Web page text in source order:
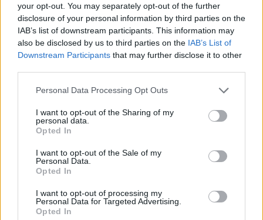
your opt-out. You may separately opt-out of the further
disclosure of your personal information by third parties on the
IAB’s list of downstream participants. This information may
also be disclosed by us to third parties on the IAB’s List of
Downstream Participants that may further disclose it to other
Please note that this website/app uses one or more Google
not limited to your visit or usage behaviour. You may click to
grant or deny consent to Google and its third-party tags to
use your data for below specified purposes in below Google
consent section.
Personal Data Processing Opt Outs
I want to opt-out of the Sharing of my
personal data.
Opted In
I want to opt-out of the Sale of my
Personal Data.
Opted In
I want to opt-out of processing my
Personal Data for Targeted Advertising.
Opted In
Ami pedig a várva várt Batman remake-et illeti,
Pattinson úgy tűnik, minden eddiginél sötétebbre
alakítja, a Pingvin szerepében pedig Colin Farrellt
láthatjuk.